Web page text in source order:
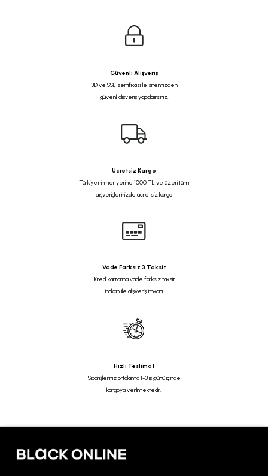
Güvenli Alışveriş
3D ve SSL sertifikası ile sitemizden
güvenli alışveriş yapabilirsiniz.
Ücretsiz Kargo
Türkiye'nin her yerine 1000 TL ve üzeri tüm
alışverişlerinizde ücretsiz kargo
Vade Farksız 3 Taksit
Kredi kartlarına vade farksız taksit
imkanı ile alışveriş imkanı
Hızlı Teslimat
Siparişleriniz ortalama 1-3 iş günü içinde
kargoya verilmektedir.